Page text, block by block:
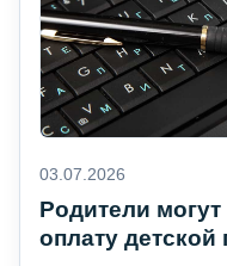
03.07.2026
Родители
оплату детской